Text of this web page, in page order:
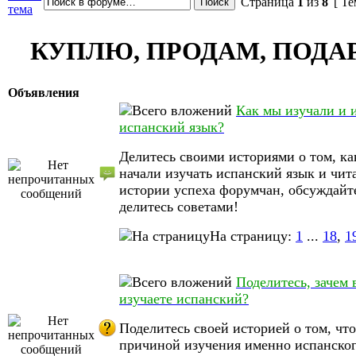
тема
КУПЛЮ, ПРОДАМ,
Объявления
Как мы изучали и
испанский язык?
Делитесь своими историями о том,
начали изучать испанский язык и
истории успеха форумчан,
делитесь советами!
На страницу: 1 ... 18,
Поделитесь, зачем
изучаете испанский?
Поделитесь своей историей о том,
причиной изучения именно